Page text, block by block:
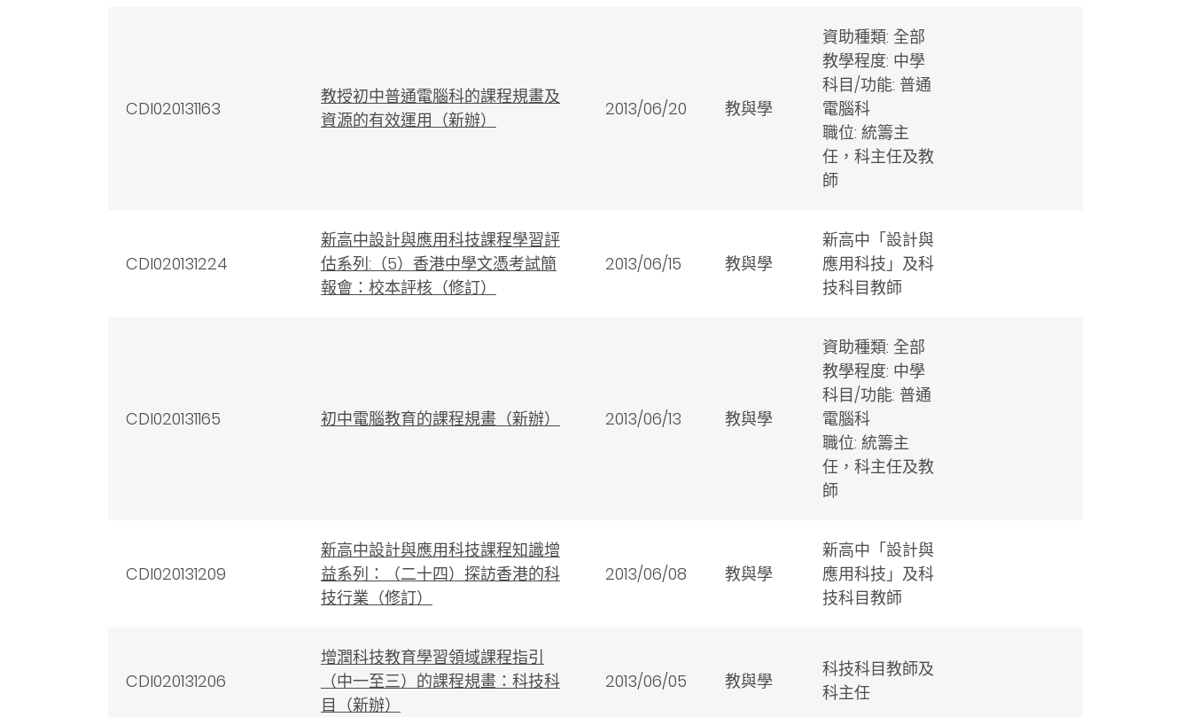
CDI020131163
教授初中普通電腦科的課程規畫及
資源的有效運用（新辦）
2013/06/20 教與學
資助種類: 全部
教學程度: 中學
科目/功能: 普通
電腦科
職位: 統籌主
任，科主任及教
師
CDI020131224
新高中設計與應用科技課程學習評
估系列:（5）香港中學文憑考試簡
報會：校本評核（修訂）
2013/06/15 教與學
新高中「設計與
應用科技」及科
技科目教師
CDI020131165 初中電腦教育的課程規畫（新辦） 2013/06/13 教與學
資助種類: 全部
教學程度: 中學
科目/功能: 普通
電腦科
職位: 統籌主
任，科主任及教
師
CDI020131209
新高中設計與應用科技課程知識增
益系列：（二十四）探訪香港的科
技行業（修訂）
2013/06/08 教與學
新高中「設計與
應用科技」及科
技科目教師
CDI020131206
增潤科技教育學習領域課程指引
（中一至三）的課程規畫：科技科
目（新辦）
2013/06/05 教與學
科技科目教師及
科主任